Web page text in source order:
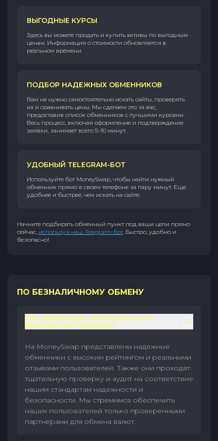
ВЫГОДНЫЕ КУРСЫ
Здесь вы можете продать и купить активы по выгодным
ценам. Информация о стоимости обновляется в
реальном времени.
ПОДБОР НАДЕЖНЫХ ОБМЕННИКОВ
Вам не нужно самостоятельно искать сайты, проверять
их и сравнивать цены. Мы сделаем это за вас,
предоставив список обменников с лучшими курсами.
Весь процесс, включая оформление и подтверждение
заявки, занимает всего 5–10 минут.
УДОБНЫЙ TELEGRAM-БОТ
Используйте бот MoneySwap, чтобы найти нужный
обменник прямо в своем телефоне за пару минут. Еще
удобнее и быстрее, чем искать на сайте.
Начните подбирать обменный пункт под ваши цели прямо
сейчас, используя наш Telegram-бот. Быстро, удобно и
безопасно!
ПО БЕЗНАЛИЧНОМУ ОБМЕНУ
Как гарантируется безопасность
безналичных обменов?
На MoneySwap представлены надежные
обменники с высоким рейтингом и реальными
отзывами пользователей. Также они проходят
тщательную проверку и аудит на соответствие
нашим стандартам надежности и
безопасности. Мы стремимся обеспечить
наших пользователей только проверенными
партнерами для обмена валют.